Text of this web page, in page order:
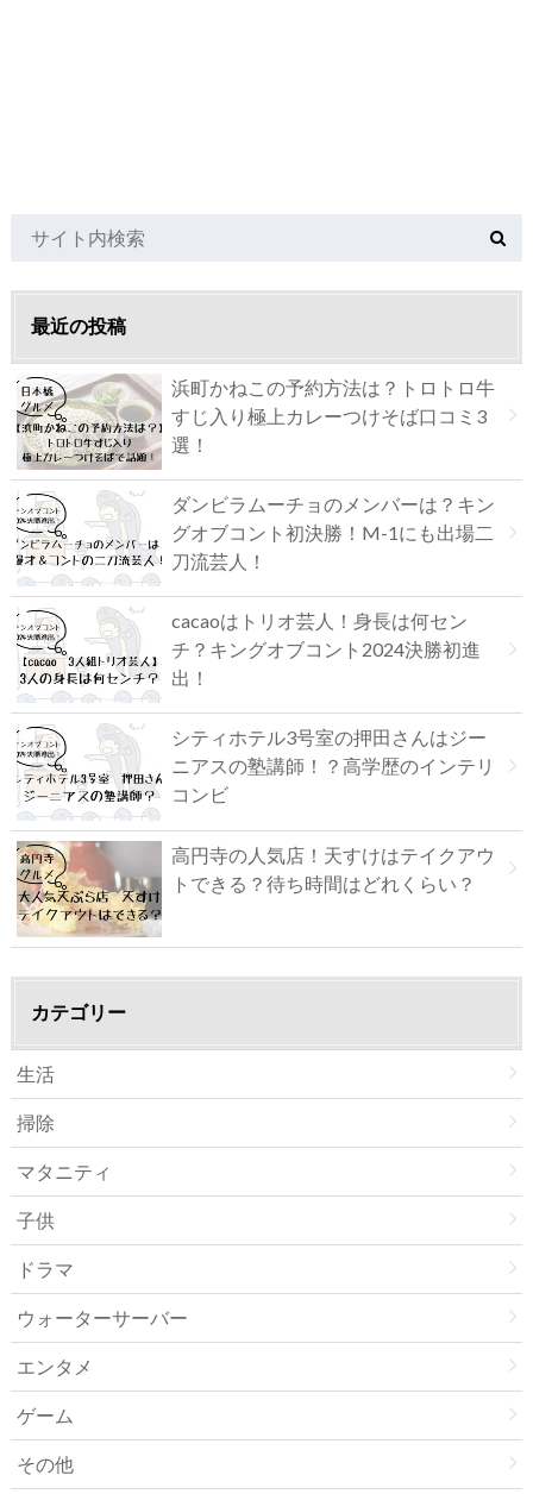
最近の投稿
浜町かねこの予約方法は？トロトロ牛
すじ入り極上カレーつけそば口コミ3
選！
ダンビラムーチョのメンバーは？キン
グオブコント初決勝！M-1にも出場二
刀流芸人！
cacaoはトリオ芸人！身長は何セン
チ？キングオブコント2024決勝初進
出！
シティホテル3号室の押田さんはジー
ニアスの塾講師！？高学歴のインテリ
コンビ
高円寺の人気店！天すけはテイクアウ
トできる？待ち時間はどれくらい？
カテゴリー
生活
掃除
マタニティ
子供
ドラマ
ウォーターサーバー
エンタメ
ゲーム
その他